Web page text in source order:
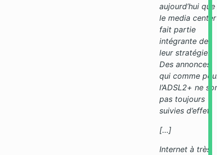
aujourd’hui que
le media center
fait partie
intégrante de
leur stratégie.
Des annonces
qui comme
l’ADSL2+ ne
pas toujours
suivies d’effet.
[…]
Internet à très